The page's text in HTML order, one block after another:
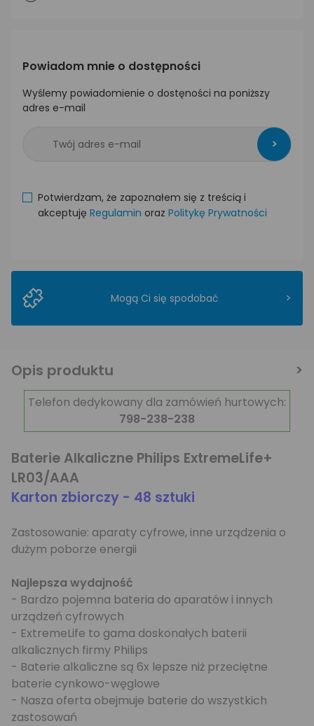
Powiadom mnie o dostępności
Wyślemy powiadomienie o dostęności na poniższy
adres e-mail
>
Potwierdzam, że zapoznałem się z treścią i
akceptuję Regulamin oraz Politykę Prywatności
Mogą Ci się spodobać >
Opis produktu
Telefon dedykowany dla zamówień hurtowych:
798-238-238
Baterie Alkaliczne Philips ExtremeLife+
LR03/AAA
Karton zbiorczy - 48 sztuki
Zastosowanie: aparaty cyfrowe, inne urządzenia o
dużym poborze energii
Najlepsza wydajność
- Bardzo pojemna bateria do aparatów i innych
urządzeń cyfrowych
- ExtremeLife to gama doskonałych baterii
alkalicznych firmy Philips
- Baterie alkaliczne są 6x lepsze niż przeciętne
baterie cynkowo-węglowe
- Nasza oferta obejmuje baterie do wszystkich
zastosowań